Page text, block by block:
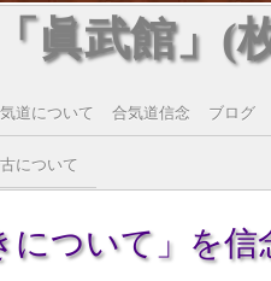
眞武館」(
道について 合気道信念 ブログ
について
について」を